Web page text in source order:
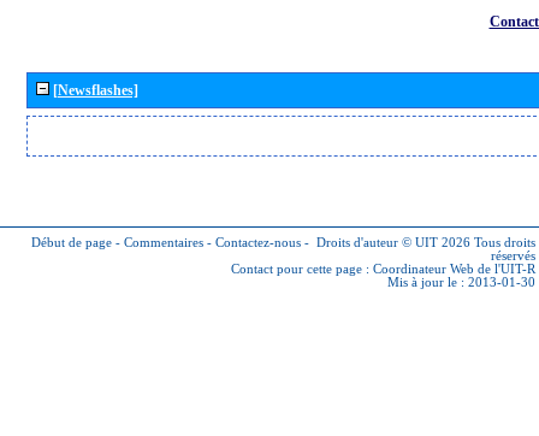
[Newsflashes]
Début de page - Commentaires - Contactez-nous - Droits d'auteur © UIT 2026 Tous droits
réservés
Contact pour cette page : Coordinateur Web de l'UIT-R
Mis à jour le : 2013-01-30